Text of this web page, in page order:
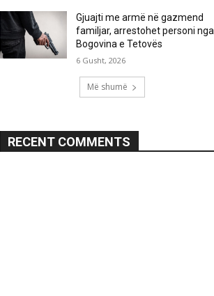
Gjuajti me armë në gazmend
familjar, arrestohet personi nga
Bogovina e Tetovës
6 Gusht, 2026
Më shumë
RECENT COMMENTS